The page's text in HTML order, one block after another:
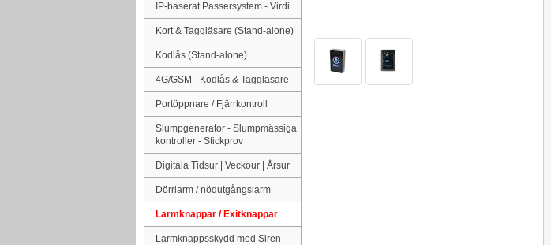
IP-baserat Passersystem - Virdi
Kort & Taggläsare (Stand-alone)
Kodlås (Stand-alone)
4G/GSM - Kodlås & Taggläsare
Portöppnare / Fjärrkontroll
Slumpgenerator - Slumpmässiga
kontroller - Stickprov
Digitala Tidsur | Veckour | Årsur
Dörrlarm / nödutgångslarm
Larmknappar / Exitknappar
Larmknappsskydd med Siren -